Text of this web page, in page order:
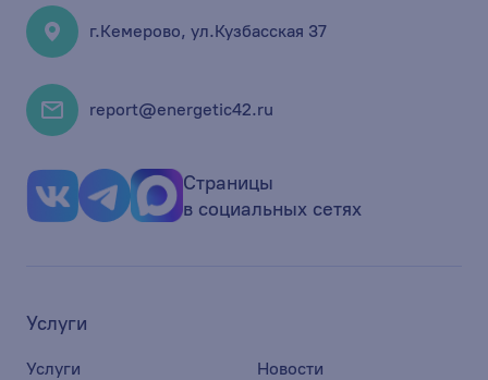
г.Кемерово, ул.Кузбасская 37
report@energetic42.ru
Страницы
в социальных сетях
Услуги
Услуги Новости